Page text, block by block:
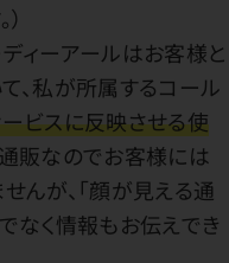
ィーアールはお客様と
、私が所属するコール
ビスに反映させる使
販なのでお客様には
んが、「顔が見える通
なく情報もお伝えでき